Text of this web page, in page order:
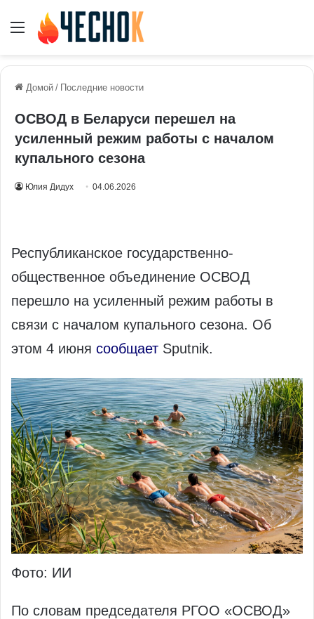
Меню
Домой / Последние новости
ОСВОД в Беларуси перешел на
усиленный режим работы с началом
купального сезона
Юлия Дидух 04.06.2026
Республиканское государственно-
общественное объединение ОСВОД
перешло на усиленный режим работы в
связи с началом купального сезона. Об
этом 4 июня сообщает Sputnik.
Фото: ИИ
По словам председателя РГОО «ОСВОД»